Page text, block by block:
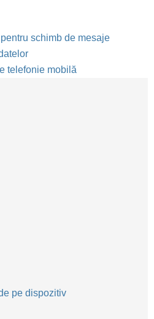
schimb de mesaje
telefonie mobilă
pe dispozitiv